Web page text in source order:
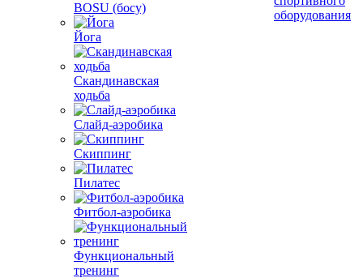
BOSU (босу)
Йога
Скандинавская
ходьба
Слайд-аэробика
Скиппинг
Пилатес
Фитбол-аэробика
Функциональный
тренинг
оборудования